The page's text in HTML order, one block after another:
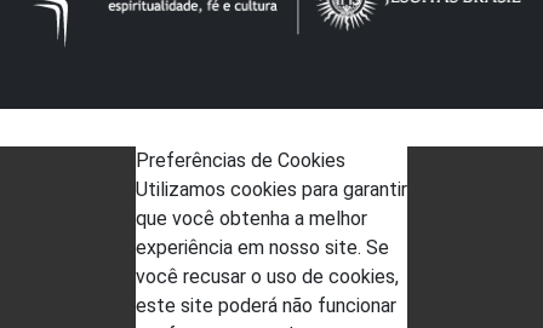
Preferências de Cookies
Utilizamos cookies para garantir
que você obtenha a melhor
experiência em nosso site. Se
você recusar o uso de cookies,
este site poderá não funcionar